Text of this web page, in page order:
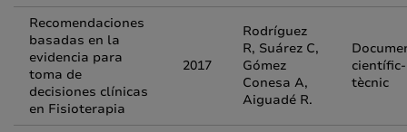
Recomendaciones
basadas en la
evidencia para
toma de
decisiones clínicas
en Fisioterapia
2017
Rodríguez
R, Suárez C,
Gómez
Conesa A,
Aiguadé R.
científic-
tècnic